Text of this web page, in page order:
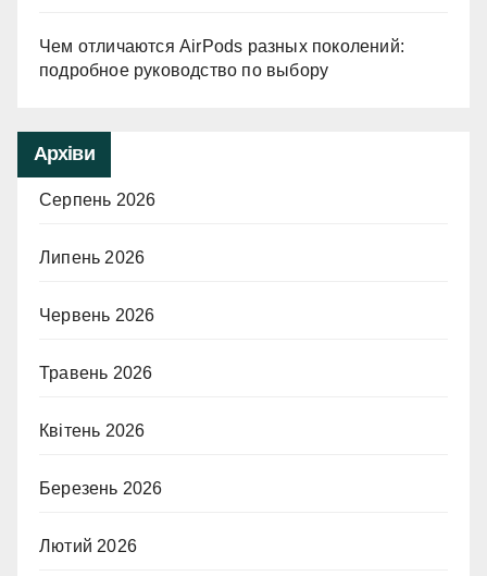
Чем отличаются AirPods разных поколений:
подробное руководство по выбору
Архіви
Серпень 2026
Липень 2026
Червень 2026
Травень 2026
Квітень 2026
Березень 2026
Лютий 2026